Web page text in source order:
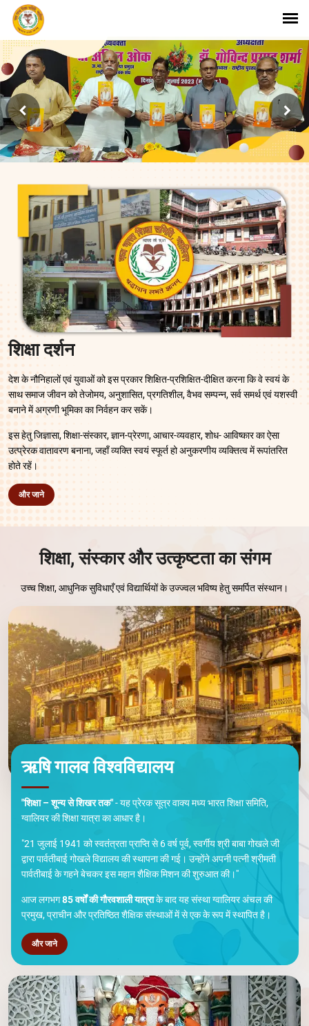
शिक्षा दर्शन
देश के नौनिहालों एवं युवाओं को इस प्रकार शिक्षित-प्रशिक्षित-दीक्षित करना कि वे स्वयं के
साथ समाज जीवन को तेजोमय, अनुशासित, प्रगतिशील, वैभव सम्पन्न, सर्व समर्थ एवं यशस्वी
बनाने में अग्रणी भूमिका का निर्वहन कर सकें।
इस हेतु जिज्ञासा, शिक्षा-संस्कार, ज्ञान-प्रेरणा, आचार-व्यवहार, शोध- आविष्कार का ऐसा
उत्प्रेरक वातावरण बनाना, जहाँ व्यक्ति स्वयं स्फूर्त हो अनुकरणीय व्यक्तित्व में रूपांतरित
होते रहें।
और जाने
शिक्षा, संस्कार और उत्कृष्टता का संगम
उच्च शिक्षा, आधुनिक सुविधाएँ एवं विद्यार्थियों के उज्ज्वल भविष्य हेतु समर्पित संस्थान।
ऋषि गालव विश्वविद्यालय
"शिक्षा – शून्य से शिखर तक"- यह प्रेरक सूत्र वाक्य मध्य भारत शिक्षा समिति,
ग्वालियर की शिक्षा यात्रा का आधार है।
"21 जुलाई 1941 को स्वतंत्रता प्राप्ति से 6 वर्ष पूर्व, स्वर्गीय श्री बाबा गोखले जी
द्वारा पार्वतीबाई गोखले विद्यालय की स्थापना की गई। उन्होंने अपनी पत्नी श्रीमती
पार्वतीबाई के गहने बेचकर इस महान शैक्षिक मिशन की शुरुआत की।"
आज लगभग85 वर्षों की गौरवशाली यात्राके बाद यह संस्था ग्वालियर अंचल की
प्रमुख, प्राचीन और प्रतिष्ठित शैक्षिक संस्थाओं में से एक के रूप में स्थापित है।
और जाने